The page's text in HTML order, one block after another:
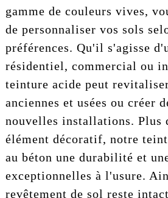
gamme de couleurs vives,
de personnaliser vos sols
préférences. Qu'il s'agisse
résidentiel, commercial ou
teinture acide peut
anciennes et usées ou créer
nouvelles installations. Plus
élément décoratif, notre
au béton une durabilité et
exceptionnelles à l'usure.
revêtement de sol reste